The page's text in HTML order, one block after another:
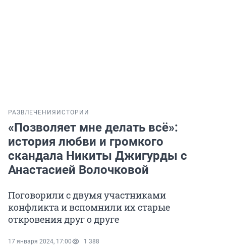
РАЗВЛЕЧЕНИЯ ИСТОРИИ
«Позволяет мне делать всё»:
история любви и громкого
скандала Никиты Джигурды с
Анастасией Волочковой
Поговорили с двумя участниками
конфликта и вспомнили их старые
откровения друг о друге
17 января 2024, 17:00 1 388